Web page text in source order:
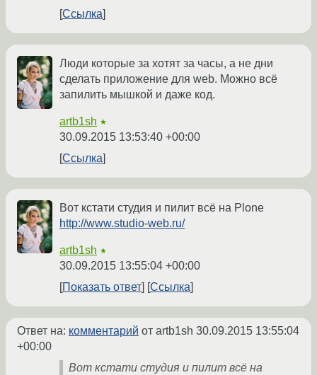
Ссылка
Люди которые за хотят за часы, а не дни
сделать приложение для web. Можно всё
запилить мышкой и даже код.
artb1sh ★
30.09.2015 13:53:40 +00:00
Ссылка
Вот кстати студия и пилит всё на Plone
http://www.studio-web.ru/
artb1sh ★
30.09.2015 13:55:04 +00:00
Показать ответ
Ссылка
Ответ на: комментарий от artb1sh 30.09.2015 13:55:04
+00:00
Вот кстати студия и пилит всё на